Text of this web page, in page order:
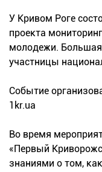
У Кривом Роге
проекта
молодежи. Большая
участницы
Событие
1kr.ua
Во время
«Первый
знаниями о том,